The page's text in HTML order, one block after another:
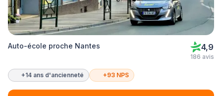
Auto-école proche Nantes 4,9
186 avis
+14 ans d'ancienneté +93 NPS